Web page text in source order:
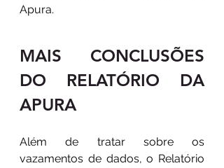
Apura.
MAIS CONCLUSÕES
DO RELATÓRIO DA
APURA
Além de tratar sobre os
vazamentos de dados, o Relatório